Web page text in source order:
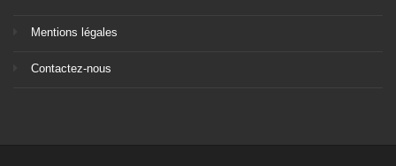
Mentions légales
Contactez-nous